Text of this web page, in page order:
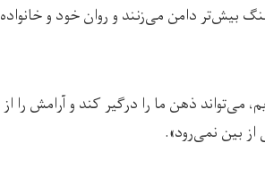
دامن می‌زنند و روان خود و خانواده
می‌تواند ذهن ما را درگیر کند و آرامش را از
بین نمی‌رود».